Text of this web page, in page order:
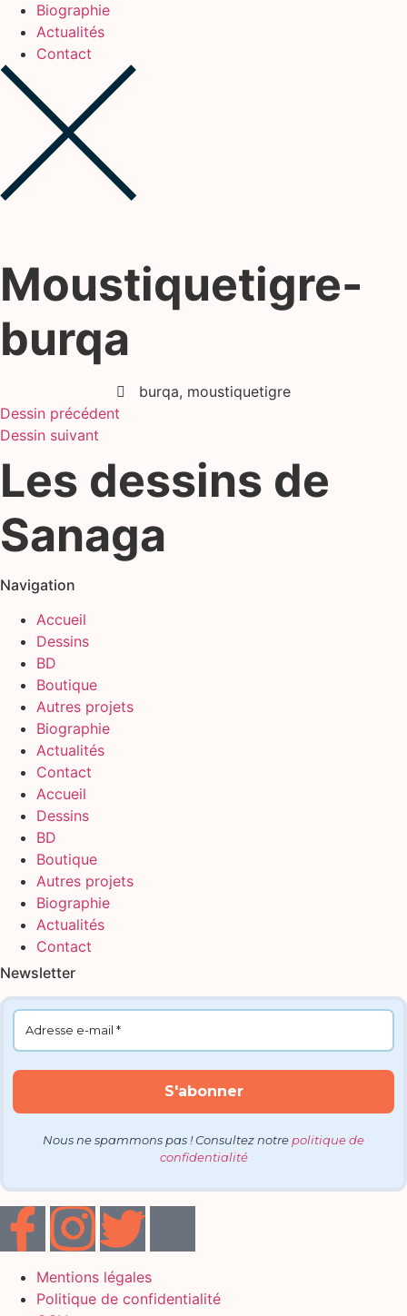
Biographie
Actualités
Contact
Moustiquetigre-
burqa
burqa, moustiquetigre
Dessin précédent
Dessin suivant
Les dessins de
Sanaga
Navigation
Accueil
Dessins
BD
Boutique
Autres projets
Biographie
Actualités
Contact
Accueil
Dessins
BD
Boutique
Autres projets
Biographie
Actualités
Contact
Newsletter
Nous ne spammons pas ! Consultez notre politique de
confidentialité
Mentions légales
Politique de confidentialité